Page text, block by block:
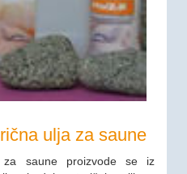
ulja za saune
za saune proizvode se iz